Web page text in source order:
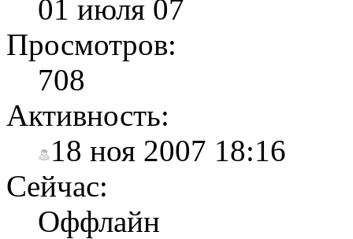
01 июля 07
Просмотров:
708
Активность:
18 ноя 2007 18:16
Сейчас:
Оффлайн